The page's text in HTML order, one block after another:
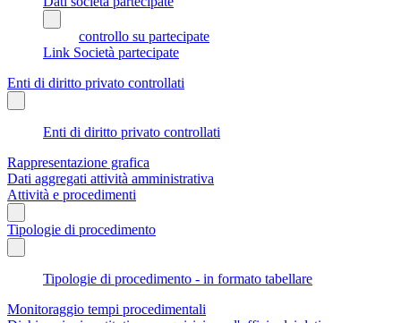
controllo su partecipate
Link Società partecipate
Enti di diritto privato controllati
Enti di diritto privato controllati
Rappresentazione grafica
Dati aggregati attività amministrativa
Attività e procedimenti
Tipologie di procedimento
Tipologie di procedimento - in formato tabellare
Monitoraggio tempi procedimentali